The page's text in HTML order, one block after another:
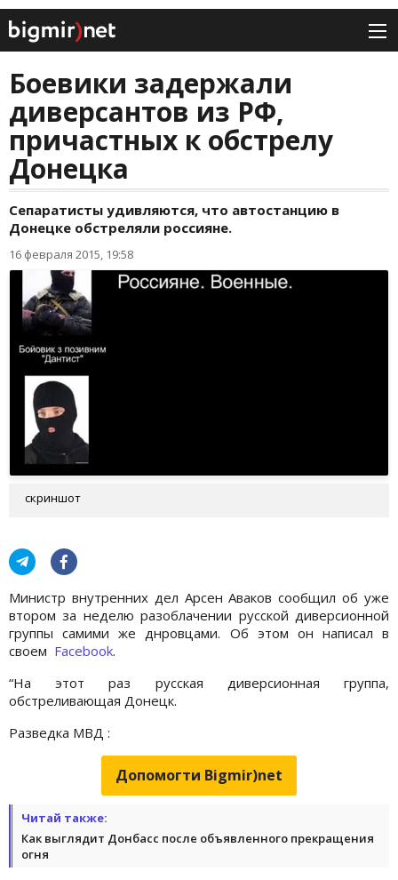
Боевики задержали
диверсантов из РФ,
причастных к обстрелу
Донецка
Сепаратисты удивляются, что автостанцию в
Донецке обстреляли россияне.
16 февраля 2015, 19:58
скриншот
Министр внутренних дел Арсен Аваков сообщил об уже
втором за неделю разоблачении русской диверсионной
группы самими же днровцами. Об этом он написал в
своем Facebook.
“На этот раз русская диверсионная группа,
обстреливающая Донецк.
Разведка МВД :
Допомогти Bigmir)net
Читай также:
Как выглядит Донбасс после объявленного прекращения
огня